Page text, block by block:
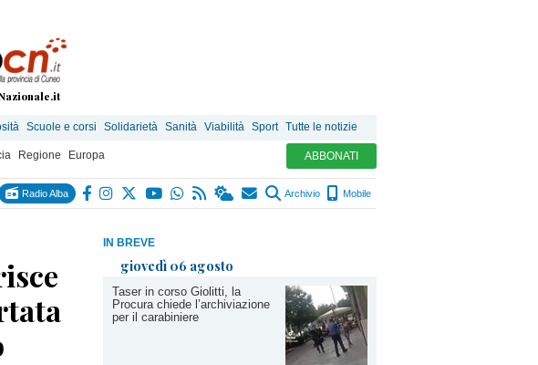
Scuole e corsi Solidarietà Sanità Viabilità Sport Tutte le notizie
Regione Europa ABBONATI
Radio Alba Archivio Mobile
IN BREVE
giovedì 06 agosto
Taser in corso Giolitti, la
Procura chiede l’archiviazione
per il carabiniere